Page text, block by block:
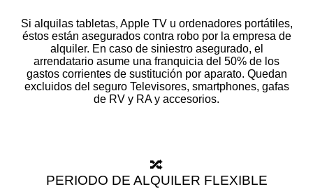
Si alquilas tabletas, Apple TV u ordenadores portátiles,
éstos están asegurados contra robo por la empresa de
alquiler. En caso de siniestro asegurado, el
arrendatario asume una franquicia del 50% de los
gastos corrientes de sustitución por aparato. Quedan
excluidos del seguro Televisores, smartphones, gafas
de RV y RA y accesorios.
🔀
PERIODO DE ALQUILER FLEXIBLE